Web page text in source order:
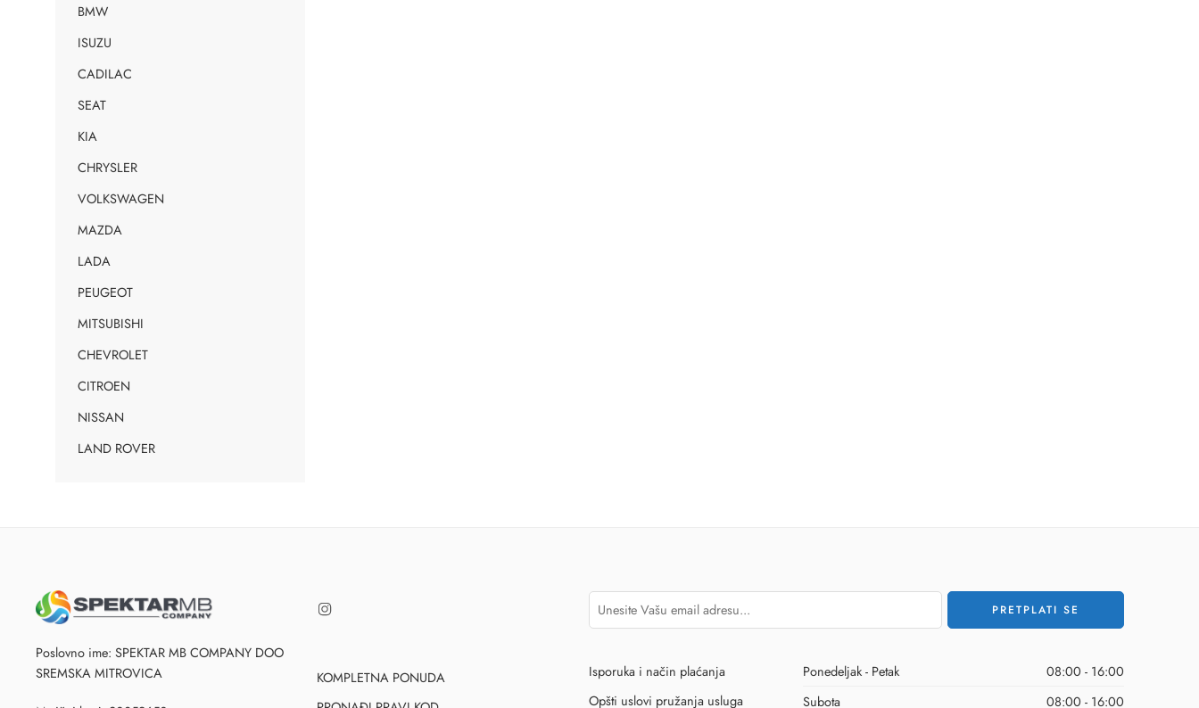
BMW
ISUZU
CADILAC
SEAT
KIA
CHRYSLER
VOLKSWAGEN
MAZDA
LADA
PEUGEOT
MITSUBISHI
CHEVROLET
CITROEN
NISSAN
LAND ROVER
Poslovno ime: SPEKTAR MB COMPANY DOO
SREMSKA MITROVICA
KOMPLETNA PONUDA
Isporuka i način plaćanja
Opšti uslovi pružanja usluga
Ponedeljak - Petak
08:00 - 16:00
Subota
08:00 - 16:00